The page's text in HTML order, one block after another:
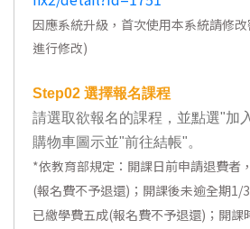
因應系統升級，首次使用本系統請修
進行修改)
Step02 選擇報名課程
請選取欲報名的課程，並點選"加
購物車圖示並"前往結帳"。
*依教育部規定：開課日前申請退費者
(報名費不予退還)；開課後未逾全期1/
已繳學費五成(報名費不予退還)；開課